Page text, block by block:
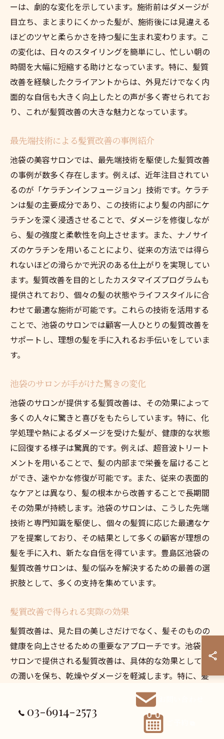
ーは、劇的な変化を示しています。施術前はダメージが
目立ち、まとまりにくかった髪が、施術後には見違える
ほどのツヤと柔らかさを持つ髪に生まれ変わります。こ
の変化は、日々のスタイリングを簡単にし、忙しい朝の
時間を大幅に短縮する助けとなっています。特に、髪質
改善を経験したクライアントからは、外見だけでなく内
面的な自信も大きく向上したとの声が多く寄せられてお
り、これが髪質改善の大きな魅力となっています。
最先端技術による髪質改善の事例紹介
池袋の美容サロンでは、最先端技術を駆使した髪質改善
の事例が数多く存在します。例えば、近年注目されてい
るのが「ケラチンインフュージョン」技術です。ケラチ
ンは髪の主要成分であり、この技術により髪の内部にケ
ラチンを深く浸透させることで、ダメージを修復しなが
ら、髪の強度と柔軟性を向上させます。また、ナノサイ
ズのケラチンを用いることにより、従来の方法では得ら
れないほどの滑らかで光沢のある仕上がりを実現してい
ます。髪質改善を目的としたカスタマイズプログラムも
提供されており、個々の髪の状態やライフスタイルに合
わせて最適な施術が可能です。これらの技術を活用する
ことで、池袋のサロンでは顧客一人ひとりの髪質改善を
サポートし、理想の髪を手に入れるお手伝いをしていま
す。
池袋のサロンが手がけた驚きの変化
池袋のサロンが提供する髪質改善は、その効果によって
多くの人々に驚きと喜びをもたらしています。特に、化
学処理や熱によるダメージを受けた髪が、健康的な状態
に回復する様子は驚異的です。例えば、超音波トリート
メントを用いることで、髪の内部まで栄養を届けること
ができ、速やかな修復が可能です。また、従来の表面的
なケアとは異なり、髪の根本から改善することで長期間
その効果が持続します。池袋のサロンは、こうした先端
技術と専門知識を駆使し、個々の髪質に応じた最適なケ
アを提案しており、その結果として多くの顧客が理想の
髪を手に入れ、新たな自信を得ています。豊島区池袋の
髪質改善サロンは、髪の悩みを解決するための最善の選
択肢として、多くの支持を集めています。
髪質改善で得られる実際の効果
髪質改善は、見た目の美しさだけでなく、髪そのものの
健康を向上させるための重要なアプローチです。池袋の
サロンで提供される髪質改善は、具体的な効果として髪
の潤いを保ち、乾燥やダメージを軽減します。特に、髪
に栄養を与える成分を含むトリートメントは、髪のハリ
やコシを回復させ、スタイリングがしやすくなるのが特
徴です。また、頭皮の健康も促進されるため、薄毛の予
防や健康的な髪の育成にも寄与します。これらの効果を
03-6914-2573